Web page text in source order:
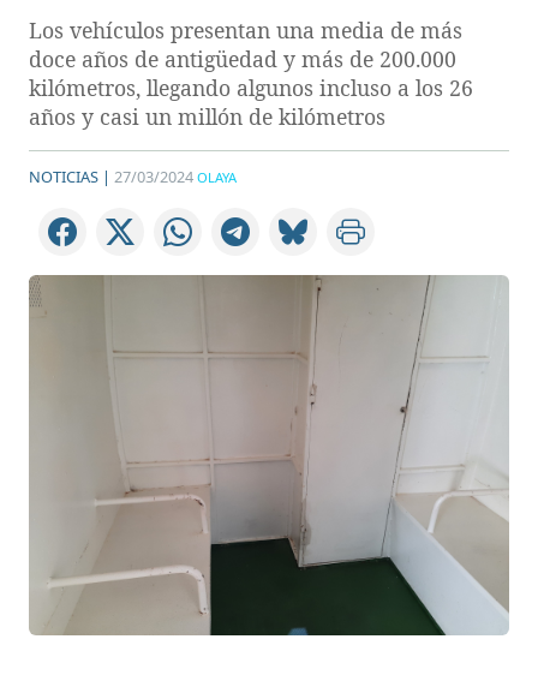
Los vehículos presentan una media de más
doce años de antigüedad y más de 200.000
kilómetros, llegando algunos incluso a los 26
años y casi un millón de kilómetros
NOTICIAS | 27/03/2024 OLAYA